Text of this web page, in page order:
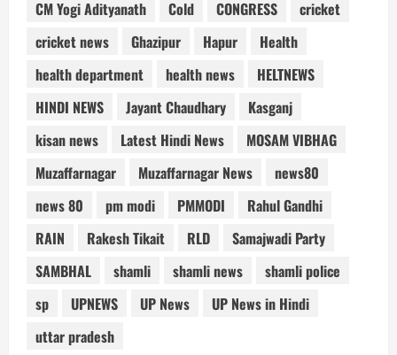
CM Yogi Adityanath
Cold CONGRESS
cricket
cricket news
Ghazipur Hapur
Health
health department
health news
HELTNEWS
HINDI NEWS
Jayant Chaudhary
Kasganj
kisan news
Latest Hindi News
MOSAM VIBHAG
Muzaffarnagar
Muzaffarnagar News
news80
news 80
pm modi PMMODI
Rahul Gandhi
RAIN
Rakesh Tikait RLD
Samajwadi Party
SAMBHAL
shamli shamli news
shamli police
sp
UPNEWS UP News
UP News in Hindi
uttar pradesh